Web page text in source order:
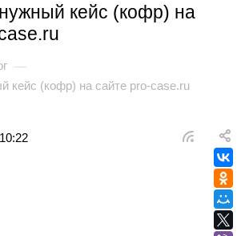
кейс (кофр) на
—
кейс (кофр) на сайте pro-case.ru